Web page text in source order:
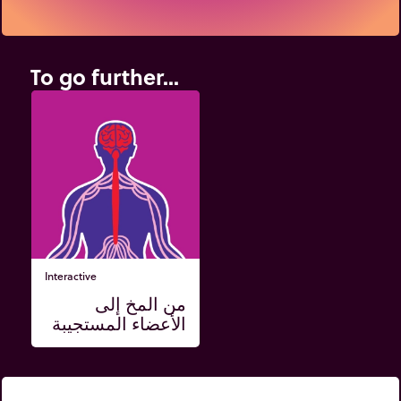
To go further...
Interactive
من المخ إلى
الأعضاء المستجيبة